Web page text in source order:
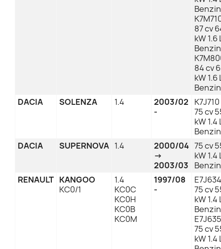
87 cv
kW 1.6
84 cv
kW 1.6
DACIA
SOLENZA 1.4
2003/02
-
K7J710
75 cv
kW 1.4
DACIA
SUPERNOVA 1.4
2000/04
→
2003/03
75 cv
kW 1.4
RENAULT KANGOO
KC0/1
1.4
KC0C
KC0H
KC0B
KC0M
1997/08
-
E7J634
75 cv
kW 1.4
E7J635
75 cv
kW 1.4